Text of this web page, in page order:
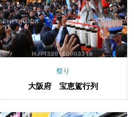
祭り
大阪府 宝恵駕行列